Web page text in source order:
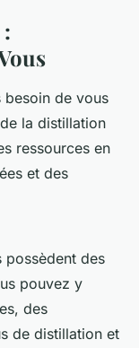
de vous
la distillation
ressources en
et des
possèdent des
pouvez y
des
de distillation et